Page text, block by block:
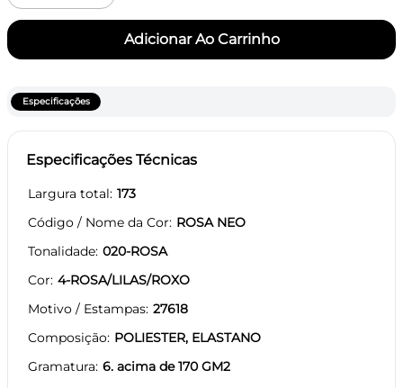
Especificações
Especificações Técnicas
Largura total 173
Código / Nome da Cor ROSA NEO
Tonalidade 020-ROSA
Cor 4-ROSA/LILAS/ROXO
Motivo / Estampas 27618
Composição POLIESTER, ELASTANO
Gramatura 6. acima de 170 GM2